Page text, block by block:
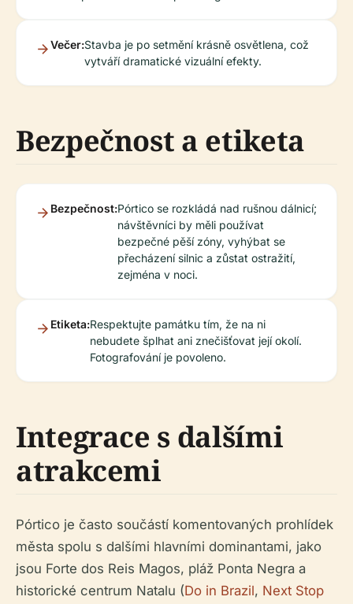
Večer:Stavba je po setmění krásně osvětlena, což
vytváří dramatické vizuální efekty.
Bezpečnost a etiketa
Bezpečnost:Pórtico se rozkládá nad rušnou dálnicí;
návštěvníci by měli používat
bezpečné pěší zóny, vyhýbat se
přecházení silnic a zůstat ostražití,
zejména v noci.
Etiketa:Respektujte památku tím, že na ni
nebudete šplhat ani znečišťovat její okolí.
Fotografování je povoleno.
Integrace s dalšími
atrakcemi
Pórtico je často součástí komentovaných prohlídek
města spolu s dalšími hlavními dominantami, jako
jsou Forte dos Reis Magos, pláž Ponta Negra a
historické centrum Natalu (Do in Brazil, Next Stop